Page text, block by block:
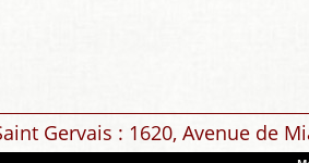
Gervais : 1620, Avenue de